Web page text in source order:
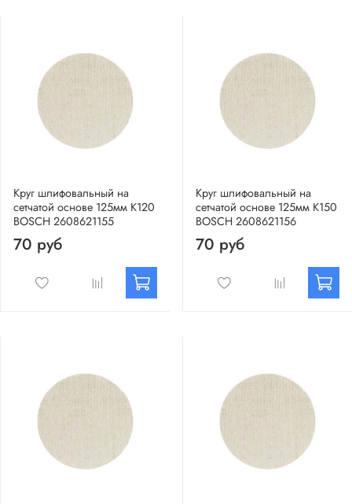
Круг шлифовальный на
сетчатой основе 125мм К120
BOSCH 2608621155
70 руб
Круг шлифовальный на
сетчатой основе 125мм К150
BOSCH 2608621156
70 руб